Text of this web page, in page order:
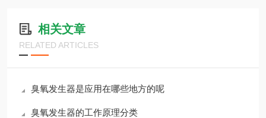
相关文章
RELATED ARTICLES
臭氧发生器是应用在哪些地方的呢
臭氧发生器的工作原理分类